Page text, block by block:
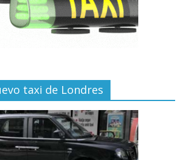
taxi de Londres